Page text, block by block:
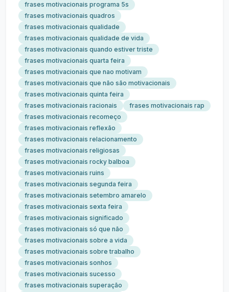
frases motivacionais programa 5s
frases motivacionais quadros
frases motivacionais qualidade
frases motivacionais qualidade de vida
frases motivacionais quando estiver triste
frases motivacionais quarta feira
frases motivacionais que nao motivam
frases motivacionais que não são motivacionais
frases motivacionais quinta feira
frases motivacionais racionais
frases motivacionais rap
frases motivacionais recomeço
frases motivacionais reflexão
frases motivacionais relacionamento
frases motivacionais religiosas
frases motivacionais rocky balboa
frases motivacionais ruins
frases motivacionais segunda feira
frases motivacionais setembro amarelo
frases motivacionais sexta feira
frases motivacionais significado
frases motivacionais só que não
frases motivacionais sobre a vida
frases motivacionais sobre trabalho
frases motivacionais sonhos
frases motivacionais sucesso
frases motivacionais superação